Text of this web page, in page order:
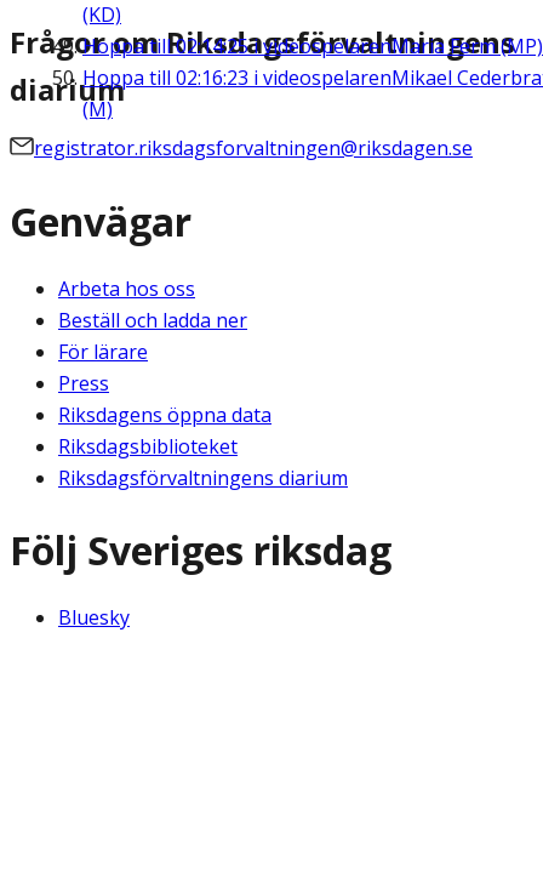
(KD)
Hoppa till02:14:25i videospelarenMaria Ferm (MP)
Hoppa till 02:16:23 i videospelarenMikael
(M)
Frågor om Riksdagsförvaltningens
diarium
registrator.riksdagsforvaltningen@riksdagen.se
Genvägar
Arbeta hos oss
Beställ och ladda ner
För lärare
Press
Riksdagens öppna data
Riksdagsbiblioteket
Riksdagsförvaltningens diarium
Följ Sveriges riksdag
Bluesky